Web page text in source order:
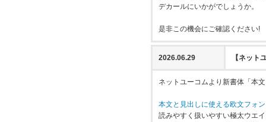
デカールにいかがでしょうか。
是非この機会にご確認ください!
2026.06.29 【ネット
ネットユーコムより新書体「本
本文と見出しに使える欧文フォ
読みやすく扱いやすい極太ウエ